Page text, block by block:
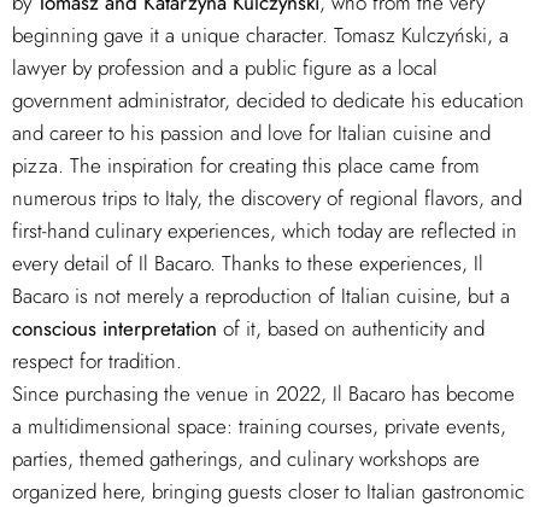
beginning gave it a unique character. Tomasz Kulczyński, a
lawyer by profession and a public figure as a local
government administrator, decided to dedicate his education
and career to his passion and love for Italian cuisine and
pizza. The inspiration for creating this place came from
numerous trips to Italy, the discovery of regional flavors, and
first-hand culinary experiences, which today are reflected in
every detail of Il Bacaro. Thanks to these experiences, Il
Bacaro is not merely a reproduction of Italian cuisine, but a
conscious interpretation of it, based on authenticity and
respect for tradition.
Since purchasing the venue in 2022, Il Bacaro has become
a multidimensional space: training courses, private events,
parties, themed gatherings, and culinary workshops are
organized here, bringing guests closer to Italian gastronomic